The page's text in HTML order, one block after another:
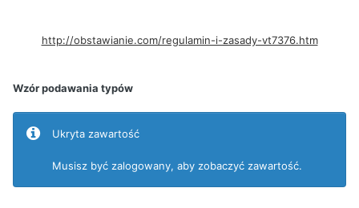
http://obstawianie.com/regulamin-i-zasady-vt7376.htm
Wzór podawania typów
Ukryta zawartość
Musisz być zalogowany, aby zobaczyć zawartość.